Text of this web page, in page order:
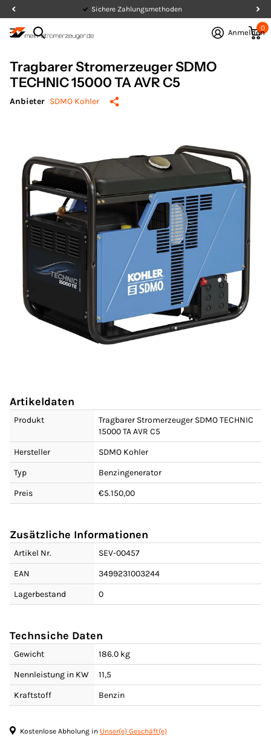
Sichere Zahlungsmethoden
Anmelden
0
Tragbarer Stromerzeuger SDMO
TECHNIC 15000 TA AVR C5
Anbieter SDMO Kohler
Artikeldaten
Produkt
Tragbarer Stromerzeuger SDMO TECHNIC
15000 TA AVR C5
Hersteller
SDMO Kohler
Typ
Benzingenerator
Preis
€5.150,00
Zusätzliche Informationen
Artikel Nr.
SEV-00457
EAN
3499231003244
Lagerbestand
0
Technsiche Daten
Gewicht
186.0 kg
Nennleistung in KW
11,5
Kraftstoff
Benzin
Kostenlose Abholung in Unser(e) Geschäft(e)